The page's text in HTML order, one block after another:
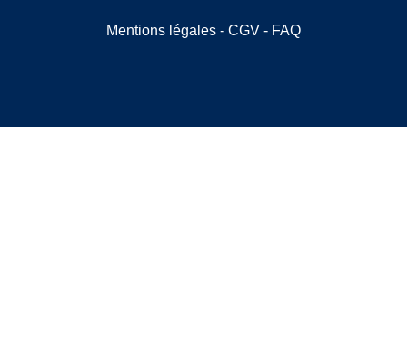
Mentions légales - CGV - FAQ